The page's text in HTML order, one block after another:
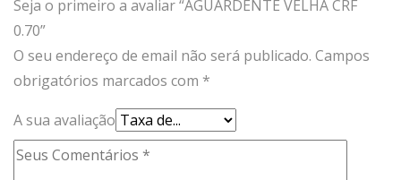
Seja o primeiro a avaliar “AGUARDENTE VELHA CRF
0.70”
O seu endereço de email não será publicado. Campos
obrigatórios marcados com *
A sua avaliação